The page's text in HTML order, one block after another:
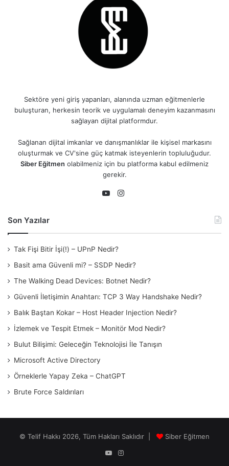
Sektöre yeni giriş yapanları, alanında uzman eğitmenlerle
buluşturan, herkesin teorik ve uygulamalı deneyim kazanmasını
sağlayan dijital platformdur.
Sağlanan dijital imkanlar ve danışmanlıklar ile kişisel markasını
oluşturmak ve CV'sine güç katmak isteyenlerin topluluğudur.
Siber Eğitmen olabilmeniz için bu platforma kabul edilmeniz
gerekir.
Instagram
Son Yazılar
Tak Fişi Bitir İşi(!) – UPnP Nedir?
Basit ama Güvenli mi? – SSDP Nedir?
The Walking Dead Devices: Botnet Nedir?
Güvenli İletişimin Anahtarı: TCP 3 Way Handshake Nedir?
Balık Baştan Kokar – Host Header Injection Nedir?
İzlemek ve Tespit Etmek – Monitör Mod Nedir?
Bulut Bilişimi: Geleceğin Teknolojisi İle Tanışın
Microsoft Active Directory
Örneklerle Yapay Zeka – ChatGPT
Brute Force Saldırıları
© Telif Hakkı 2026, Tüm Hakları Saklıdır |
Siber Eğitmen
YouTubeInstagram